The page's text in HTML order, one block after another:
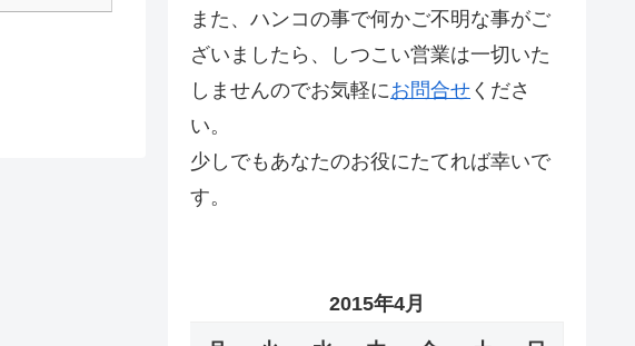
また、ハンコの事で何かご不明な事がご
ざいましたら、しつこい営業は一切いた
しませんのでお気軽にお問合せ くださ
い。
少しでもあなたのお役にたてれば幸いで
す。
2015年4月